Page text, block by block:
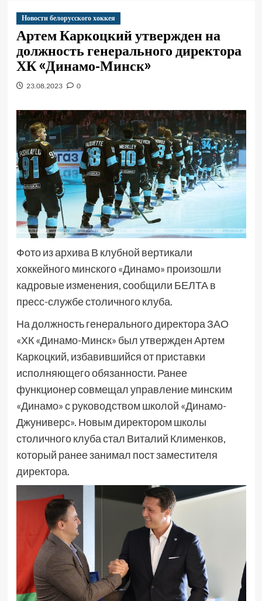
Новости белорусского хоккея
Артем Каркоцкий утвержден на
должность генерального директора
ХК «Динамо-Минск»
23.08.2023 0
Фото из архива В клубной вертикали
хоккейного минского «Динамо» произошли
кадровые изменения, сообщили БЕЛТА в
пресс-службе столичного клуба.
На должность генерального директора ЗАО
«ХК «Динамо-Минск» был утвержден Артем
Каркоцкий, избавившийся от приставки
исполняющего обязанности. Ранее
функционер совмещал управление минским
«Динамо» с руководством школой «Динамо-
Джуниверс». Новым директором школы
столичного клуба стал Виталий Клименков,
который ранее занимал пост заместителя
директора.